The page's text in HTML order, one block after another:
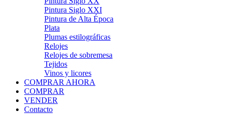
Pintura Siglo XXI
Pintura de Alta Época
Plata
Plumas estilográficas
Relojes
Relojes de sobremesa
Tejidos
Vinos y licores
COMPRAR AHORA
COMPRAR
VENDER
Contacto